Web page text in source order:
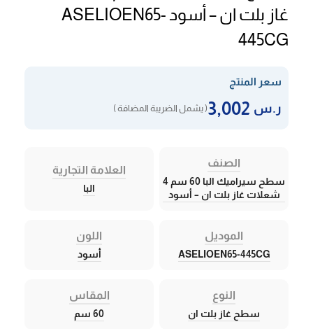
غاز بلت ان – أسود ASELIOEN65-
445CG
سعر المنتج
ر.س ( يشمل الضريبة المضافة )
الصنف
سطح سيراميك البا 60 سم 4
شعلات غاز بلت ان – أسود
العلامة التجارية
البا
الموديل
ASELIOEN65-445CG
اللون
أسود
النوع
سطح غاز بلت ان
المقاس
60 سم